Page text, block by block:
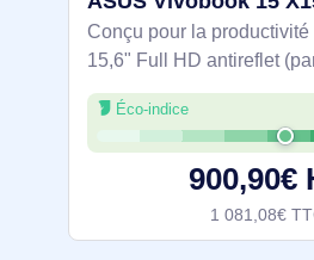
Conçu pour la productivité
15,6" Full HD antireflet
IPS‑Level 60 Hz) associe
150U, 24 Go DDR5 et
pour travailler
Éco-indice
900,90€
1 081,08€